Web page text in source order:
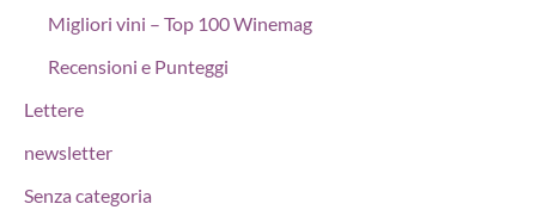
Migliori vini – Top 100 Winemag
Recensioni e Punteggi
Lettere
newsletter
Senza categoria